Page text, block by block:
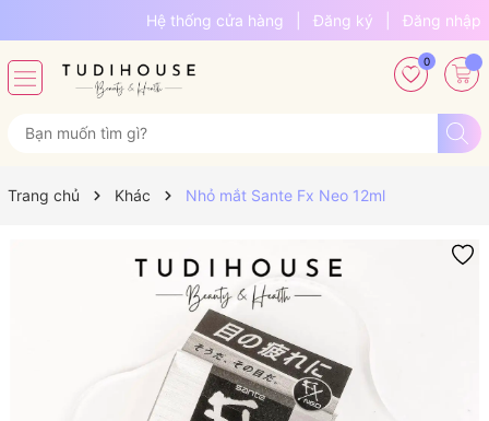
Hệ thống cửa hàng Đăng ký Đăng nhập
0
Trang chủ Khác Nhỏ mắt Sante Fx Neo 12ml